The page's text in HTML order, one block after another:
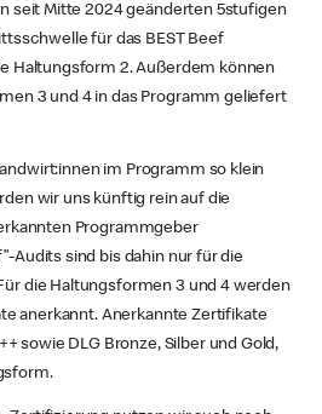
seit Mitte 2024 geänderten 5stufigen
für das BEST Beef
Haltungsform 2. Außerdem können
3 und 4 in das Programm geliefert
im Programm so klein
wir uns künftig rein auf die
Programmgeber
Audits sind bis dahin nur für die
die Haltungsformen 3 und 4 werden
anerkannt. Anerkannte Zertifikate
sowie DLG Bronze, Silber und Gold,